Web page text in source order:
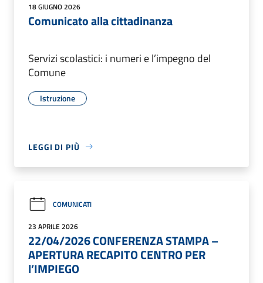
18 GIUGNO 2026
Comunicato alla cittadinanza
Servizi scolastici: i numeri e l’impegno del
Comune
Istruzione
LEGGI DI PIÙ
COMUNICATI
23 APRILE 2026
22/04/2026 CONFERENZA STAMPA –
APERTURA RECAPITO CENTRO PER
l’IMPIEGO